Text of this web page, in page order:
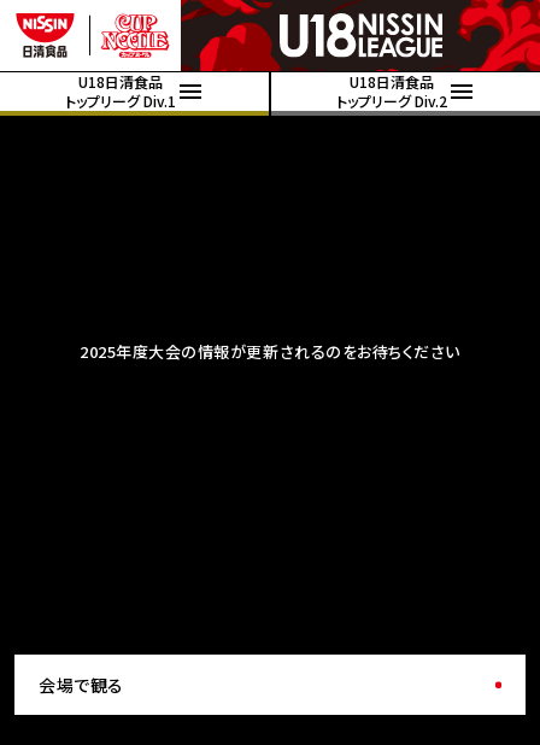
U18日清食品
トップリーグ Div.1
U18日清食品
トップリーグ Div.2
2025年度大会の情報が更新されるのをお待ちください
会場で観る